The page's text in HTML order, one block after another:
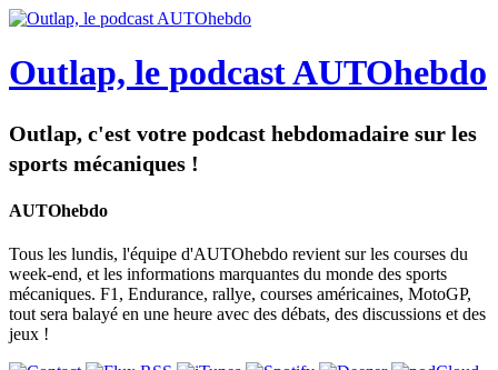
Outlap, le podcast AUTOhebdo
Outlap, c'est votre podcast hebdomadaire sur les
sports mécaniques !
AUTOhebdo
Tous les lundis, l'équipe d'AUTOhebdo revient sur les courses du
week-end, et les informations marquantes du monde des sports
mécaniques. F1, Endurance, rallye, courses américaines, MotoGP,
tout sera balayé en une heure avec des débats, des discussions et des
jeux !